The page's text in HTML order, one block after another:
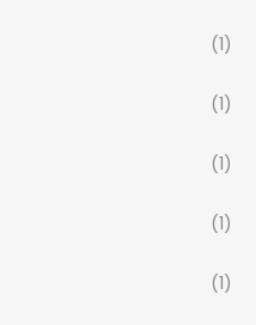
(1)
(1)
(1)
(1)
(1)